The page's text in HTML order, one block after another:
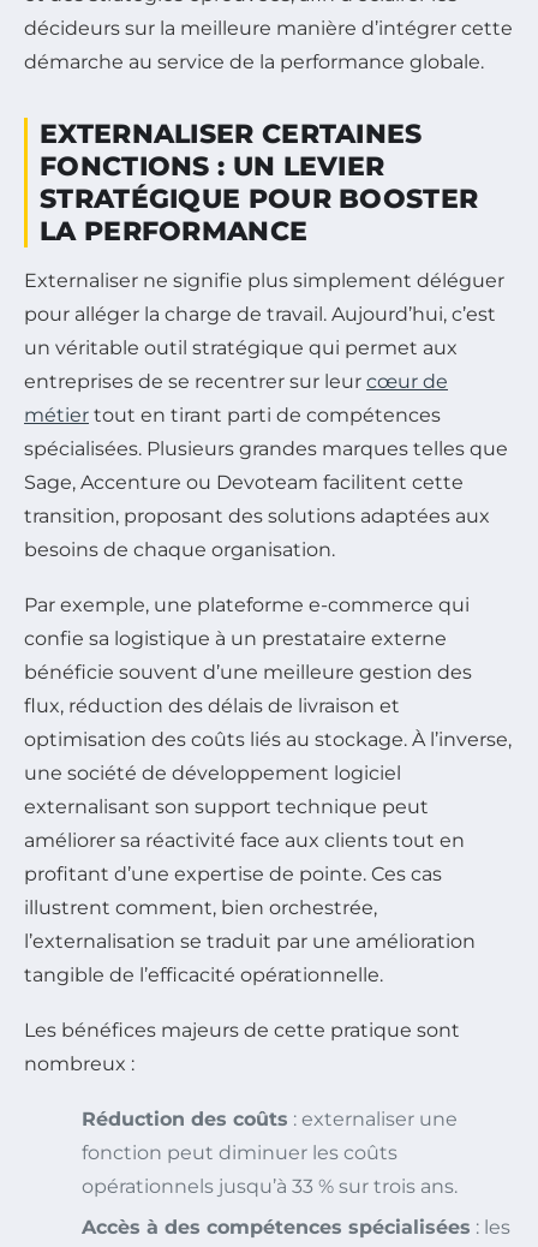
décideurs sur la meilleure manière d’intégrer cette
démarche au service de la performance globale.
EXTERNALISER CERTAINES
FONCTIONS : UN LEVIER
STRATÉGIQUE POUR BOOSTER
LA PERFORMANCE
Externaliser ne signifie plus simplement déléguer
pour alléger la charge de travail. Aujourd’hui, c’est
un véritable outil stratégique qui permet aux
entreprises de se recentrer sur leur cœur de
métier tout en tirant parti de compétences
spécialisées. Plusieurs grandes marques telles que
Sage, Accenture ou Devoteam facilitent cette
transition, proposant des solutions adaptées aux
besoins de chaque organisation.
Par exemple, une plateforme e-commerce qui
confie sa logistique à un prestataire externe
bénéficie souvent d’une meilleure gestion des
flux, réduction des délais de livraison et
optimisation des coûts liés au stockage. À l’inverse,
une société de développement logiciel
externalisant son support technique peut
améliorer sa réactivité face aux clients tout en
profitant d’une expertise de pointe. Ces cas
illustrent comment, bien orchestrée,
l’externalisation se traduit par une amélioration
tangible de l’efficacité opérationnelle.
Les bénéfices majeurs de cette pratique sont
nombreux :
Réduction des coûts : externaliser une
fonction peut diminuer les coûts
opérationnels jusqu’à 33 % sur trois ans.
Accès à des compétences spécialisées : les